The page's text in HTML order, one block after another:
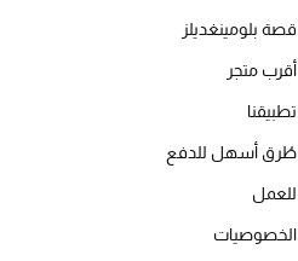
قصة بلومينغديلز
أقرب متجر
تطبيقنا
طُرق أسهل للدفع
للعمل
الخصوصيات